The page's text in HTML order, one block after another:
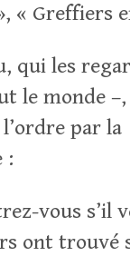
« Greffiers
qui les
le monde
par la
:
vous s’il
ont trouvé